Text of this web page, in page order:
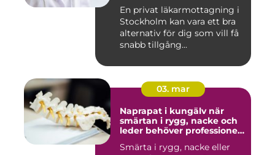
En privat läkarmottagning i
Stockholm kan vara ett bra
alternativ för dig som vill få
snabb tillgång...
03. mar
Naprapat i kungälv när
smärtan i rygg, nacke och
leder behöver professionell
Smärta i rygg, nacke eller